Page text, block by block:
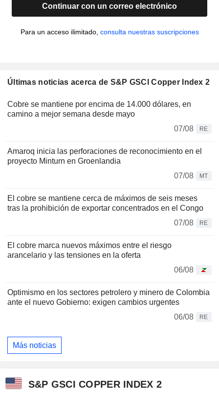
Continuar con un correo electrónico
Para un acceso ilimitado, consulta nuestras suscripciones
Últimas noticias acerca de S&P GSCI Copper Index 2
Cobre se mantiene por encima de 14.000 dólares, en
camino a mejor semana desde mayo
07/08
RE
Amaroq inicia las perforaciones de reconocimiento en el
proyecto Minturn en Groenlandia
07/08
MT
El cobre se mantiene cerca de máximos de seis meses
tras la prohibición de exportar concentrados en el Congo
07/08
RE
El cobre marca nuevos máximos entre el riesgo
arancelario y las tensiones en la oferta
06/08
Optimismo en los sectores petrolero y minero de Colombia
ante el nuevo Gobierno: exigen cambios urgentes
06/08
RE
Más noticias
S&P GSCI COPPER INDEX 2